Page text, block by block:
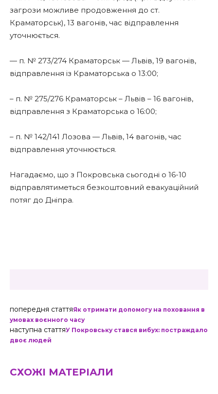
загрози можливе продовження до ст.
Краматорськ), 13 вагонів, час відправлення
уточнюється.
— п. № 273/274 Краматорськ — Львів, 19 вагонів,
відправлення із Краматорська о 13:00;
– п. № 275/276 Краматорськ – Львів – 16 вагонів,
відправлення з Краматорська о 16:00;
– п. № 142/141 Лозова — Львів, 14 вагонів, час
відправлення уточнюється.
Нагадаємо, що з Покровська сьогодні о 16-10
відправлятиметься безкоштовний евакуаційний
потяг до Дніпра.
попередня статтяЯк отримати допомогу на поховання в
умовах воєнного часу
наступна статтяУ Покровську стався вибух: постраждало
двоє людей
СХОЖІ МАТЕРІАЛИ